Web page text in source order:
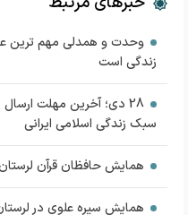
وحدت و همدلی مهم ترین
زندگی است
28 دی؛ آخرین مهلت
سبک زندگی اسلامی ایرانی
همایش حافظان قرآن
همایش سیره علوی در